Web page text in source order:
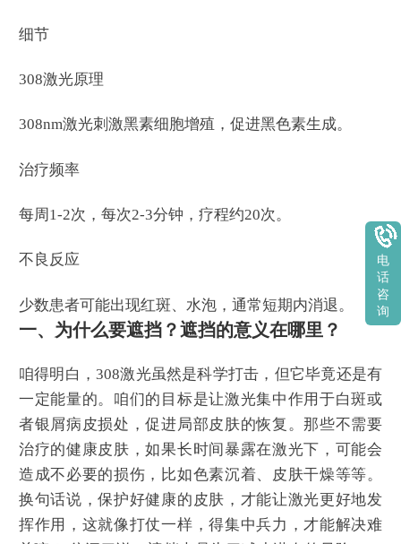
细节
308激光原理
308nm激光刺激黑素细胞增殖，促进黑色素生成。
治疗频率
每周1-2次，每次2-3分钟，疗程约20次。
不良反应
少数患者可能出现红斑、水泡，通常短期内消退。
一、为什么要遮挡？遮挡的意义在哪里？
咱得明白，308激光虽然是科学打击，但它毕竟还是有
一定能量的。咱们的目标是让激光集中作用于白斑或
者银屑病皮损处，促进局部皮肤的恢复。那些不需要
治疗的健康皮肤，如果长时间暴露在激光下，可能会
造成不必要的损伤，比如色素沉着、皮肤干燥等等。
换句话说，保护好健康的皮肤，才能让激光更好地发
挥作用，这就像打仗一样，得集中兵力，才能解决难
电
话
咨
询